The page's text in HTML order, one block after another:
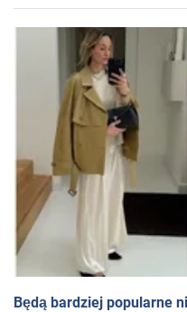
Będą bardziej popularne